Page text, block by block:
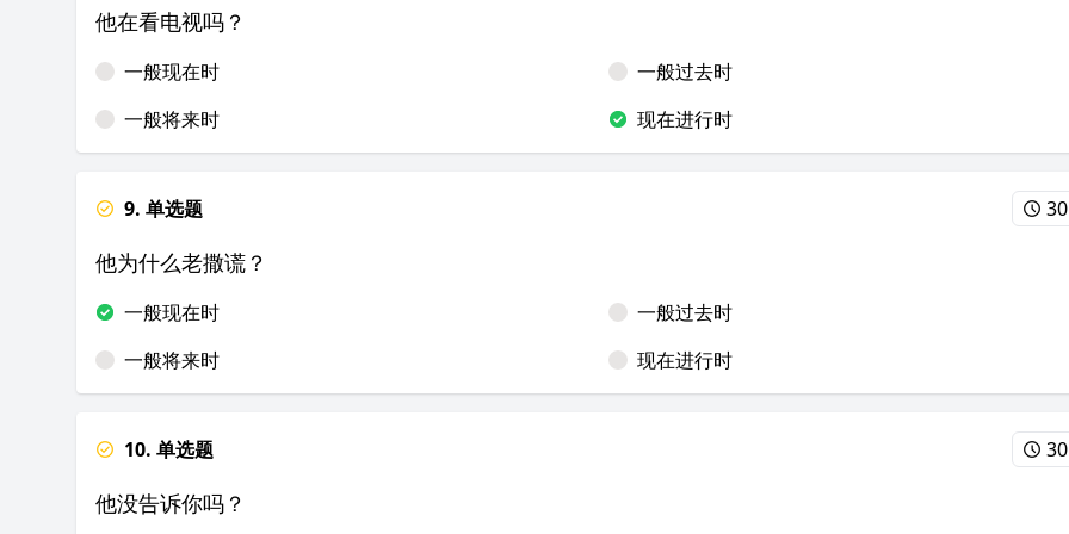
他在看电视吗？
一般现在时
一般过去时
一般将来时
现在进行时
9. 单选题
他为什么老撒谎？
一般现在时
一般过去时
一般将来时
现在进行时
10. 单选题
他没告诉你吗？